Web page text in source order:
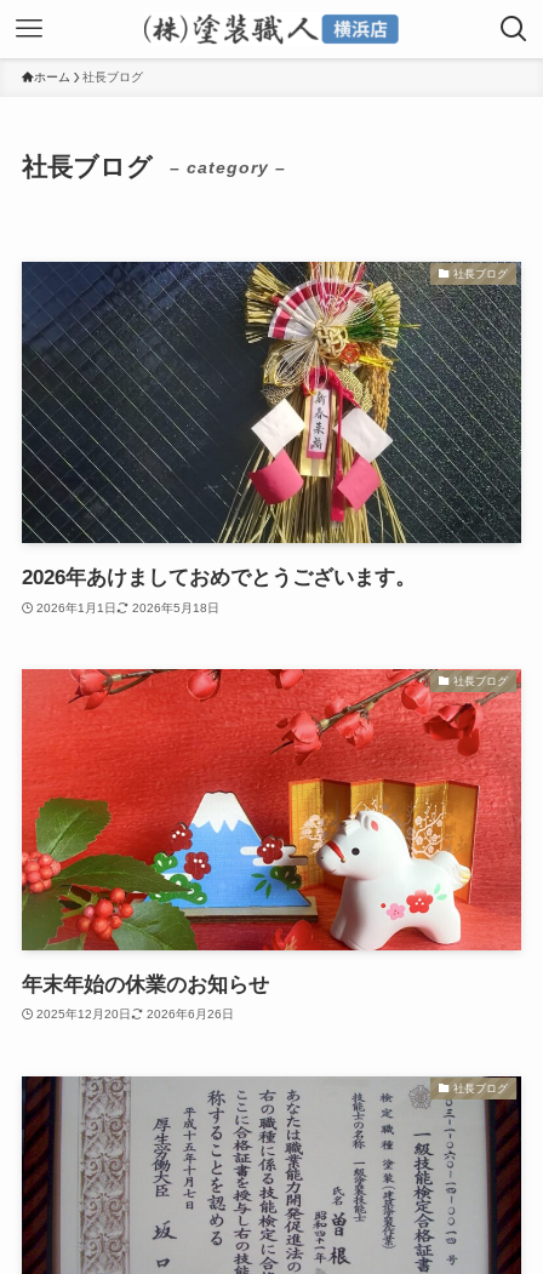
ホーム 社長ブログ
社長ブログ – category –
社長ブログ
2026年あけましておめでとうございます。
2026年1月1日 2026年5月18日
社長ブログ
年末年始の休業のお知らせ
2025年12月20日 2026年6月26日
社長ブログ